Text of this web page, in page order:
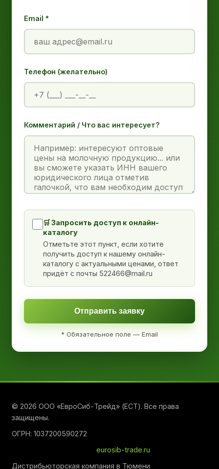
Email *
Телефон (желательно)
Комментарий / Что вас интересует?
🛒 Запросить доступ к онлайн-
каталогу
Отметьте этот пункт, если хотите
получить доступ к нашему онлайн-
каталогу с актуальными ценами, ответ
придёт с почты 522466@mail.ru
Отправить заявку
* Обязательное поле — Email
© 2026 ООО «ЕвроСиб-Трейд» (ЕСТ). Все права
защищены.
ОГРН: 1037200590272
eurosib-trade.ru
Дистрибьюторская компания в Тюмени